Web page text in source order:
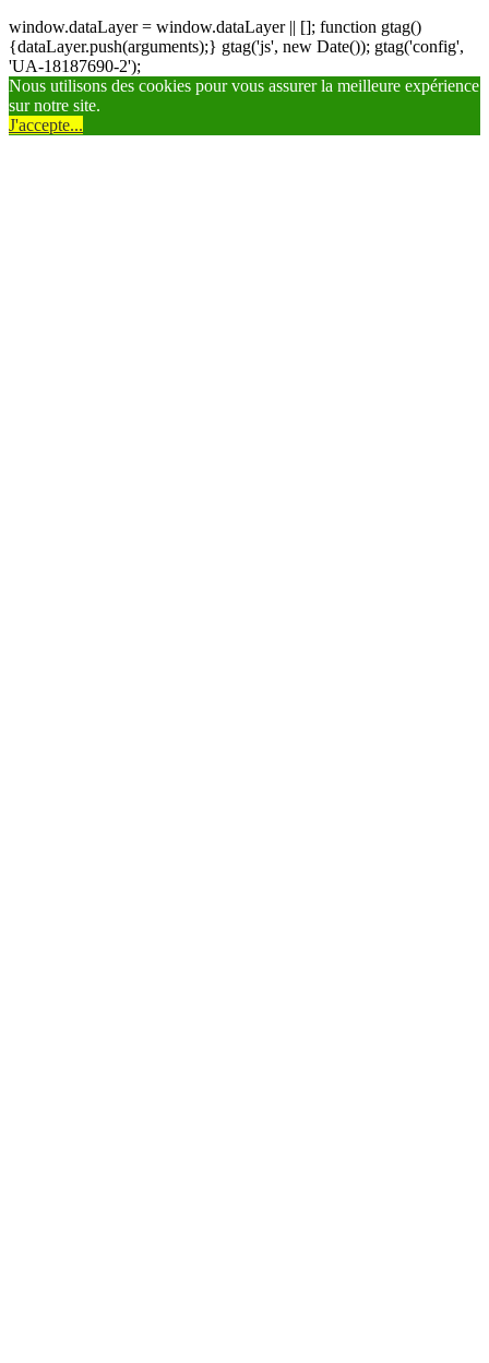
window.dataLayer = window.dataLayer || []; function gtag()
{dataLayer.push(arguments);} gtag('js', new Date()); gtag('config',
'UA-18187690-2');
Nous utilisons des cookies pour vous assurer la meilleure expérience
sur notre site.
J'accepte...